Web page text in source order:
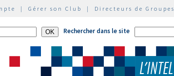
| Gérer son Club | Directeurs de Groupes
Rechercher dans le site